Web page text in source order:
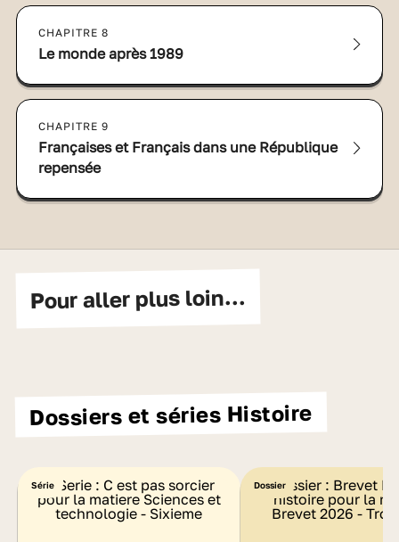
CHAPITRE 8
Le monde après 1989
CHAPITRE 9
Françaises et Français dans une République
repensée
Pour aller plus loin...
Dossiers et séries Histoire
Série Dossier